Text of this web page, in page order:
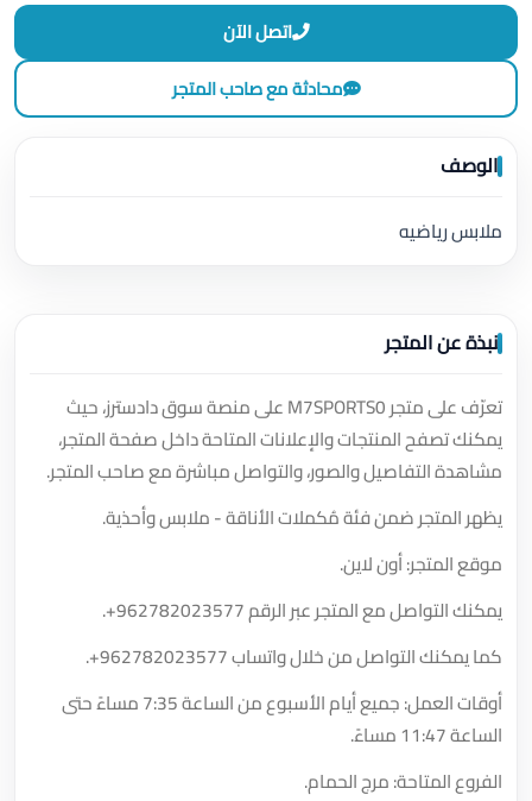
اتصل الآن
محادثة مع صاحب المتجر
الوصف
ملابس رياضيه
نبذة عن المتجر
تعرّف على متجر M7SPORTS0 على منصة سوق دادسترز، حيث
يمكنك تصفح المنتجات والإعلانات المتاحة داخل صفحة المتجر،
مشاهدة التفاصيل والصور، والتواصل مباشرة مع صاحب المتجر.
يظهر المتجر ضمن فئة مُكملات الأناقة - ملابس وأحذية.
موقع المتجر: أون لاين.
يمكنك التواصل مع المتجر عبر الرقم+962782023577
.
كما يمكنك التواصل من خلال واتساب+962782023577
.
أوقات العمل: جميع أيام الأسبوع من الساعة 7:35 مساءً حتى
الساعة 11:47 مساءً.
الفروع المتاحة: مرج الحمام.